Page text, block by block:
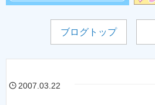
ブログトップ
2007.03.22